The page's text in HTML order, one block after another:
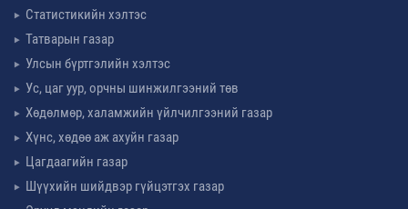
Статистикийн хэлтэс
Татварын газар
Улсын бүртгэлийн хэлтэс
Ус, цаг уур, орчны шинжилгээний төв
Хөдөлмөр, халамжийн үйлчилгээний газар
Хүнс, хөдөө аж ахуйн газар
Цагдаагийн газар
Шүүхийн шийдвэр гүйцэтгэх газар